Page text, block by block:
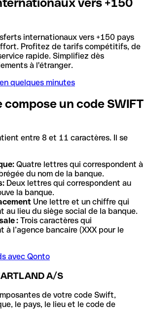
internationaux vers +150 pays
Profitez de tarifs compétitifs, de
rapide. Simplifiez dès
à l'étranger.
quelques minutes
compose un code SWIFT
entre 8 et 11 caractères. Il se
Quatre lettres qui correspondent à
du nom de la banque.
Deux lettres qui correspondent au
la banque.
Une lettre et un chiffre qui
au lieu du siège social de la banque.
: Trois caractères qui
à l’agence bancaire (XXX pour le
avec Qonto
A/S
de votre code Swift,
le pays, le lieu et le code de